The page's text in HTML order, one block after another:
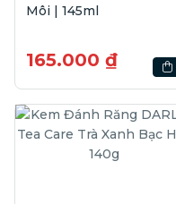
Môi | 145ml
165.000 ₫